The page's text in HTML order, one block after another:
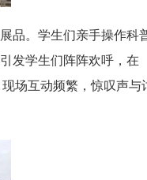
品。学生们亲手操作科
发学生们阵阵欢呼，在
场互动频繁，惊叹声与